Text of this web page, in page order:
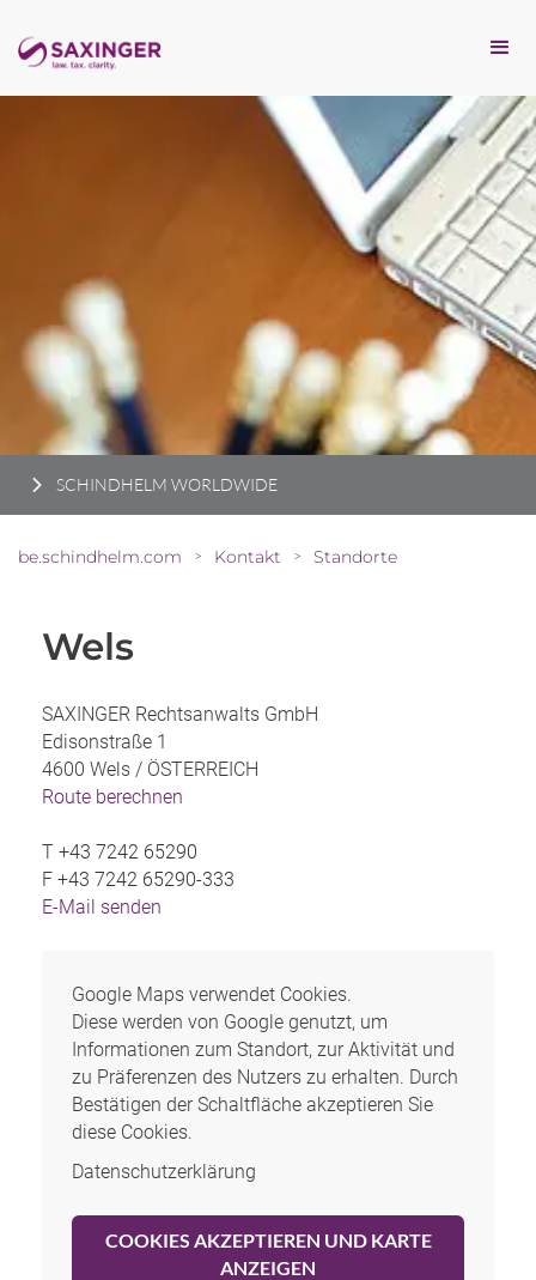
SCHINDHELM WORLDWIDE
be.schindhelm.com > Kontakt > Standorte
Wels
SAXINGER Rechtsanwalts GmbH
Edisonstraße 1
4600 Wels / ÖSTERREICH
Route berechnen
T +43 7242 65290
F +43 7242 65290-333
E-Mail senden
Google Maps verwendet Cookies.
Diese werden von Google genutzt, um
Informationen zum Standort, zur Aktivität und
zu Präferenzen des Nutzers zu erhalten. Durch
Bestätigen der Schaltfläche akzeptieren Sie
diese Cookies.
Datenschutzerklärung
COOKIES AKZEPTIEREN UND KARTE
ANZEIGEN